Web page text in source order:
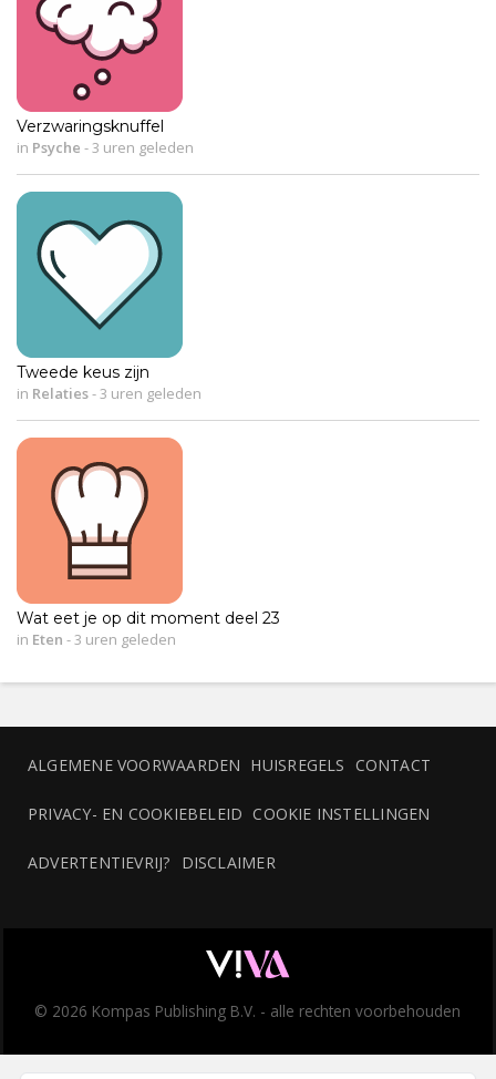
Verzwaringsknuffel
in Psyche -3 uren geleden
Tweede keus zijn
in Relaties-3 uren geleden
Wat eet je op dit moment deel 23
in Eten -3 uren geleden
ALGEMENE VOORWAARDEN HUISREGELS CONTACT
PRIVACY- EN COOKIEBELEID COOKIE INSTELLINGEN
ADVERTENTIEVRIJ? DISCLAIMER
© 2026 Kompas Publishing B.V. - alle rechten voorbehouden